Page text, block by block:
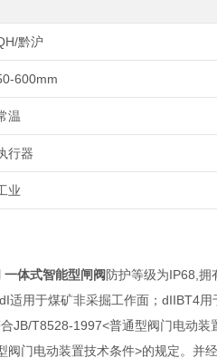
黔沪
600mm
温
行器
业
体式智能型闸阀 防护等级为IP68,
适用于煤矿非采掘工作面；dIIBT4
JB/T8528-1997<普通型阀门电动
阀门电动装置技术条件>的规定。并